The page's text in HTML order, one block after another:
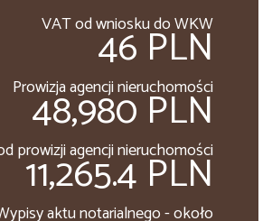
VAT od wniosku do WKW
46 PLN
Prowizja agencji nieruchomości
48,980 PLN
prowizji agencji nieruchomości
11,265.4 PLN
aktu notarialnego - około